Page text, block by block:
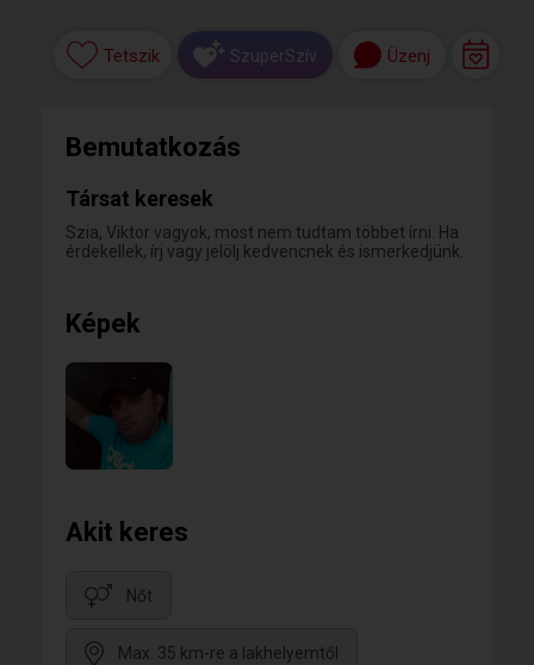
Tetszik SzuperSzív Üzenj
Bemutatkozás
Társat keresek
Szia, Viktor vagyok, most nem tudtam többet írni. Ha
érdekellek, írj vagy jelölj kedvencnek és ismerkedjünk.
Képek
Akit keres
Nőt
Max. 35 km-re a lakhelyemtől